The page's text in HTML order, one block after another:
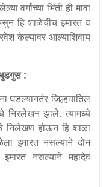
वर्गाच्या भिंती ही मावा
हि शाळेचीच इमारत व
केल्यावर आल्याशिवाय
धुडगुस :
घडल्यानतंर जिल्हयातिल
निरलेखन झाले. त्यामध्ये
निलेखण होऊन हि शाळा
इमारत नसल्याने दोन
नसल्याने महादेव